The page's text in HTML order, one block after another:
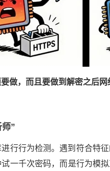
做，而且要做到解密之后网
师”
行行为检测。遇到符合特
试一千次密码，而是行为